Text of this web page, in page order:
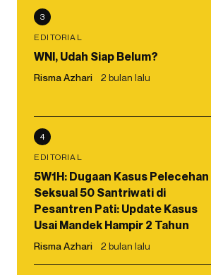
3
EDITORIAL
WNI, Udah Siap Belum?
Risma Azhari 2 bulan lalu
4
EDITORIAL
5W1H: Dugaan Kasus Pelecehan
Seksual 50 Santriwati di
Pesantren Pati: Update Kasus
Usai Mandek Hampir 2 Tahun
Risma Azhari 2 bulan lalu